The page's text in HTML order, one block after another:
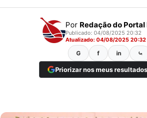
Por Redação do Portal
Publicado: 04/08/2025 20:32
Atualizado: 04/08/2025 20:32
G f in ⤿
Priorizar nos meus